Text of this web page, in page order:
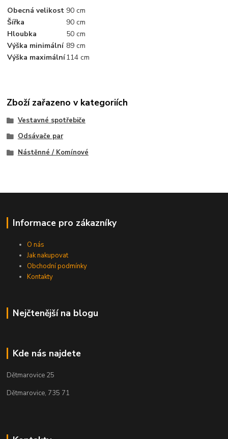
Obecná velikost 90 cm
Šířka
90 cm
Hloubka
50 cm
Výška minimální 89 cm
Výška maximální114 cm
Zboží zařazeno v kategoriích
Vestavné spotřebiče
Odsávače par
Nástěnné / Komínové
Informace pro zákazníky
O nás
Jak nakupovat
Obchodní podmínky
Kontakty
Nejčtenější na blogu
Kde nás najdete
Dětmarovice 25
Dětmarovice, 735 71